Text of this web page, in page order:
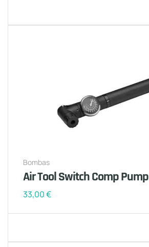
Bombas
Air Tool Switch Comp Pump
33,00€